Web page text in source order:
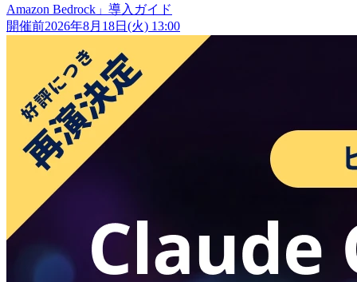
Amazon Bedrock」導入ガイド
開催前2026年8月18日(火) 13:00